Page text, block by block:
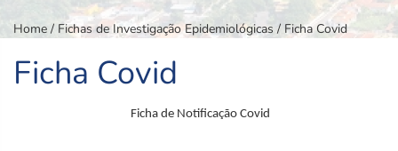
Home / Fichas de Investigação Epidemiológicas/ Ficha Covid
Ficha Covid
Ficha de Notificação Covid